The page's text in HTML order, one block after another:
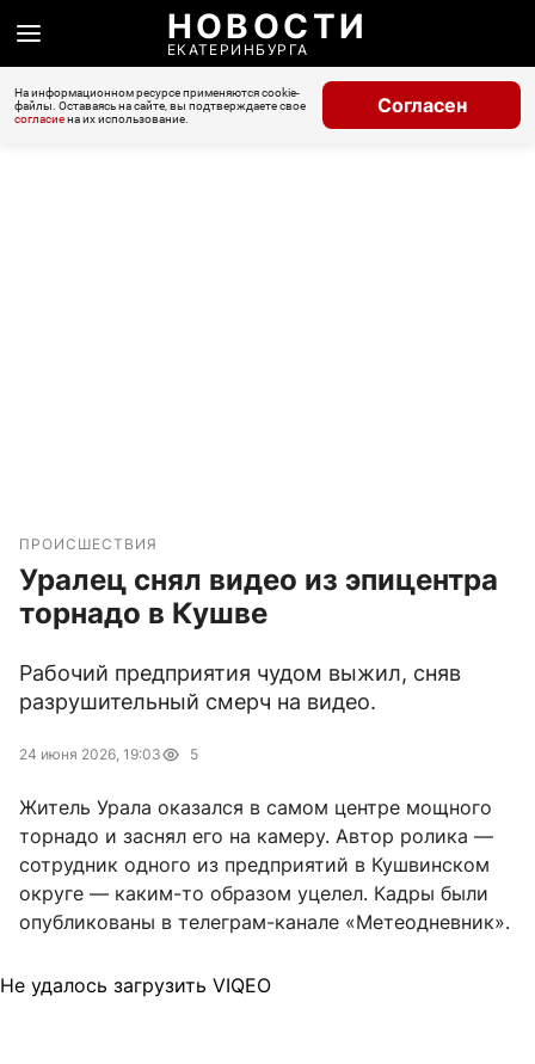
НОВОСТИ
ЕКАТЕРИНБУРГА
На информационном ресурсе применяются cookie-
файлы. Оставаясь на сайте, вы подтверждаете свое
согласиена их использование.
Согласен
ПРОИСШЕСТВИЯ
Уралец снял видео из эпицентра
торнадо в Кушве
Рабочий предприятия чудом выжил, сняв
разрушительный смерч на видео.
24 июня 2026, 19:03 5
Житель Урала оказался в самом центре мощного
торнадо и заснял его на камеру. Автор ролика —
сотрудник одного из предприятий в Кушвинском
округе — каким-то образом уцелел. Кадры были
опубликованы в телеграм-канале «Метеодневник».
Не удалось загрузить VIQEO